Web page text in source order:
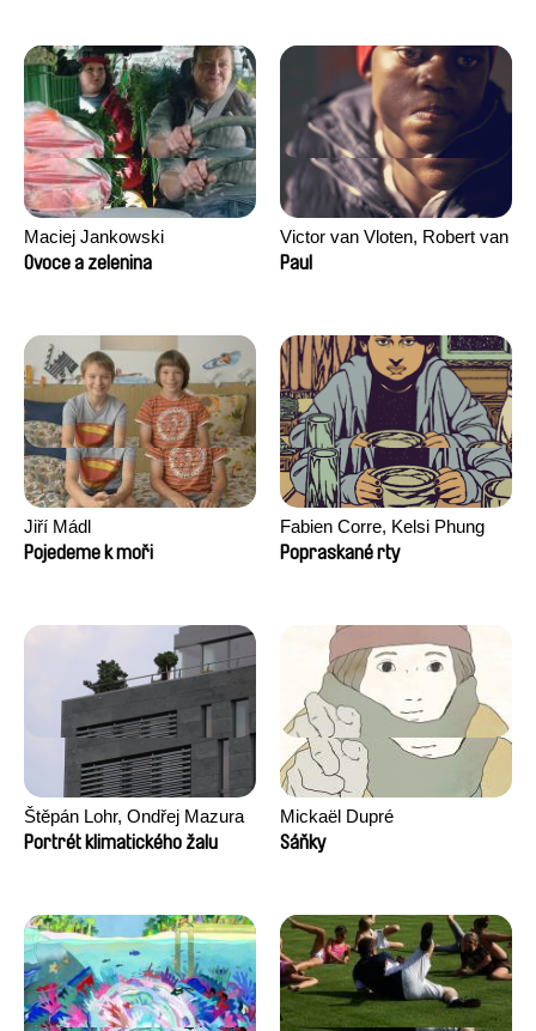
Maciej Jankowski
Ovoce a zelenina
Victor van Vloten, Robert van
Wingerden
Paul
Jiří Mádl
Pojedeme k moři
Fabien Corre, Kelsi Phung
Popraskané rty
Štěpán Lohr, Ondřej Mazura
Portrét klimatického žalu
Mickaël Dupré
Sáňky